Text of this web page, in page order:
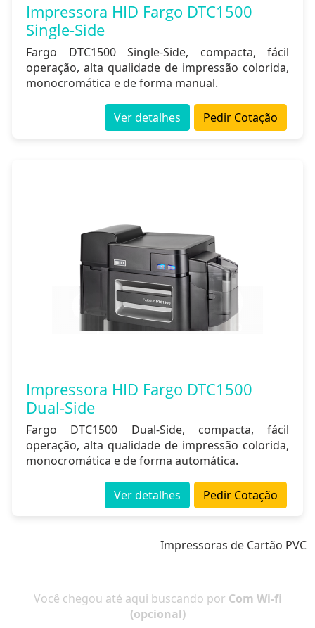
Impressora HID Fargo DTC1500
Single-Side
Fargo DTC1500 Single-Side, compacta, fácil
operação, alta qualidade de impressão colorida,
monocromática e de forma manual.
Pedir Cotação
Ver detalhes
Impressora HID Fargo DTC1500
Dual-Side
Fargo DTC1500 Dual-Side, compacta, fácil
operação, alta qualidade de impressão colorida,
monocromática e de forma automática.
Pedir Cotação
Ver detalhes
Impressoras de Cartão PVC
Você chegou até aqui buscando por Com Wi-fi
(opcional)